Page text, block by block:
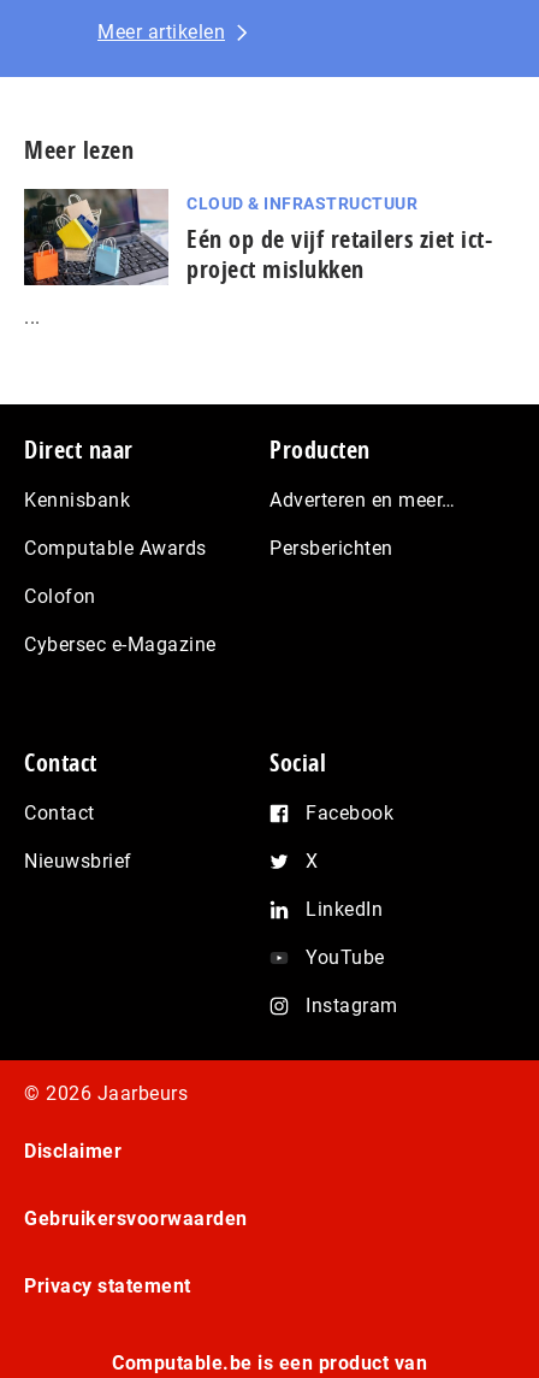
Meer artikelen
Meer lezen
CLOUD & INFRASTRUCTUUR
Eén op de vijf retailers ziet ict-
project mislukken
...
Footer
Direct naar
Kennisbank
Computable Awards
Colofon
Cybersec e-Magazine
Producten
Adverteren en meer…
Persberichten
Contact
Contact
Nieuwsbrief
Social
Facebook
X
LinkedIn
YouTube
Instagram
© 2026 Jaarbeurs
Disclaimer
Gebruikersvoorwaarden
Privacy statement
Computable.be is een product van